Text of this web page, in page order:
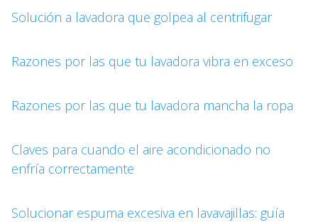
Solución a lavadora que golpea al centrifugar
Razones por las que tu lavadora vibra en exceso
Razones por las que tu lavadora mancha la ropa
Claves para cuando el aire acondicionado no
enfría correctamente
Solucionar espuma excesiva en lavavajillas: guía